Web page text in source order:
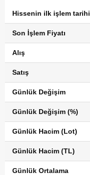
Hissenin ilk işlem tarihi
Son İşlem Fiyatı
Alış
Satış
Günlük Değişim
Günlük Değişim (%)
Günlük Hacim (Lot)
Günlük Hacim (TL)
Günlük Ortalama